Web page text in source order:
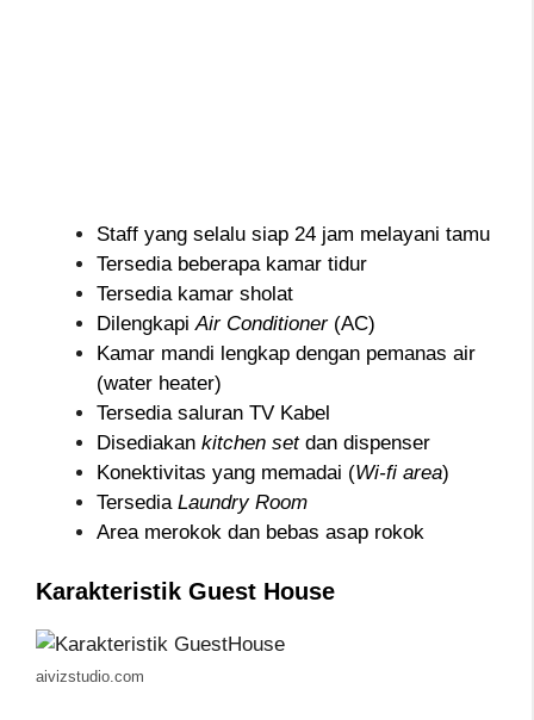
Staff yang selalu siap 24 jam melayani tamu
Tersedia beberapa kamar tidur
Tersedia kamar sholat
Dilengkapi Air Conditioner(AC)
Kamar mandi lengkap dengan pemanas air
(water heater)
Tersedia saluran TV Kabel
Disediakan kitchen setdan dispenser
Konektivitas yang memadai (Wi-fi area)
Tersedia Laundry Room
Area merokok dan bebas asap rokok
Karakteristik Guest House
aivizstudio.com